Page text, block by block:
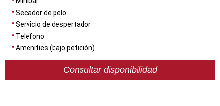
Secador de pelo
Servicio de despertador
Teléfono
Amenities (bajo petición)
Consultar disponibilidad